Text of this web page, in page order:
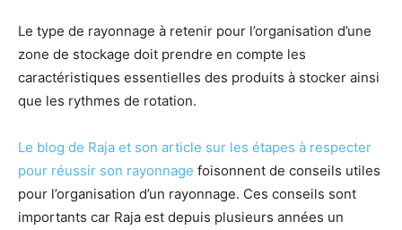
Le type de rayonnage à retenir pour l’organisation d’une
zone de stockage doit prendre en compte les
caractéristiques essentielles des produits à stocker ainsi
que les rythmes de rotation.
Le blog de Raja et son article sur les étapes à respecter
pour réussir son rayonnage foisonnent de conseils utiles
pour l’organisation d’un rayonnage. Ces conseils sont
importants car Raja est depuis plusieurs années un